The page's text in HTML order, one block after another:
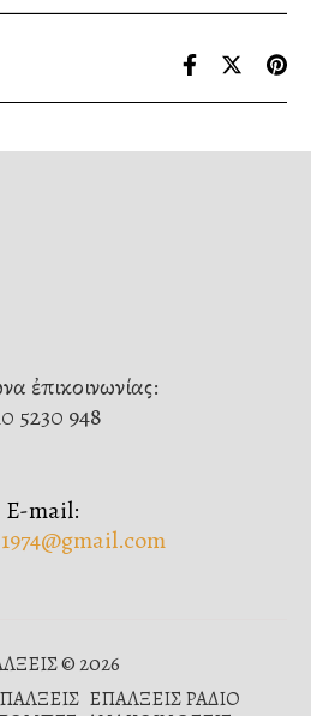
ἐπικοινωνίας:
5230 948
E-mail:
© 2026
ΕΠΑΛΞΕΙΣ ΡΑΔΙΟ